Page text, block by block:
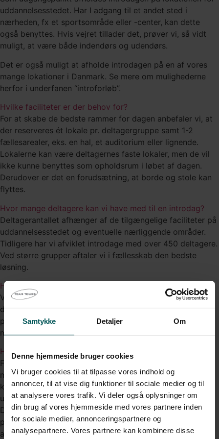
Samtykke Detaljer Om
Denne hjemmeside bruger cookies
Vi bruger cookies til at tilpasse vores indhold og
annoncer, til at vise dig funktioner til sociale medier og til
at analysere vores trafik. Vi deler også oplysninger om
din brug af vores hjemmeside med vores partnere inden
for sociale medier, annonceringspartnere og
analysepartnere. Vores partnere kan kombinere disse
uddannelsesstedet. Har I adgang til et andet sted i
nærheden, fx et sportsområde eller -center, kan dette
også benyttes. Hvis vejret tillader det, prøver vi, så vidt
muligt, at være både indendørs og udendørs.
Det er også muligt at afholde introdagen på en af vores
mange lokationer i Danmark. Se mere om mulighederne
herfor i underfanen “introforløb”.
Hvilke faciliteter er der behov for?
For at skabe de bedste rammer for dagen anbefaler vi, at
der reserveres ét lokale pr. deltagergruppe samt 1-2
fællesarealer, eks. en hal, et auditorium eller lignende.
Lokalerne kan være deltagernes faste lokaler, men de vil
ikke kunne benyttes som opholdsrum i løbet af dagen.
Derudover er det en forudsætning, at borde og stole kan
flyttes.
Hvor mange deltagere kan vi have med til en introdag?
Deltagerantallet afhænger af de tilgængelige faciliteter på
uddannelsesstedet og eventuelle nærliggende områder.
Tidligere har vi afviklet introdage med over 450 deltagere.
Ved større grupper aftaler vi i fællesskab den bedste
løsning.
Hvad forventes af vores lærere?
Vores instruktører står for det praktiske og faciliterer
dagens program og aktiviteter. Jeres lærere deltager som
pædagogisk støtte og kan bidrage aktivt eller have en
mere observerende og reflekterende rolle undervejs.
Hvor lang tid før har i brug for adgang til faciliteterne?
For at sikre en god opstart på dagen, foretrækker vi at
modtage en plantegning med de bookede lokaler samt
kontaktoplysningerne på en ansvarlig fra
uddannelsesstedet, der kan lukke os ind om morgenen.
Derudover møder instruktørerne ind ca. to timer forinden
programstart, således at de kan opsætte relevant
aktivitetsmateriale mm.